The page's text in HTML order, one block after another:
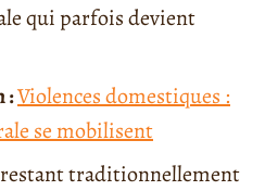
qui parfois devient
:Violences domestiques :
se mobilisent
restant traditionnellement